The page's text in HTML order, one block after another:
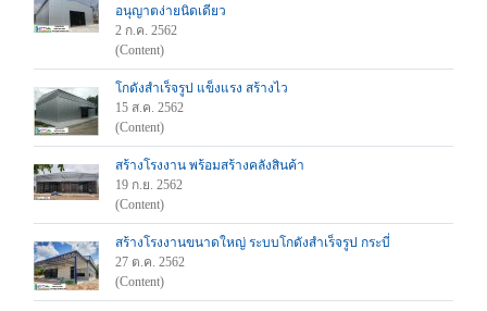
อนุญาตง่ายนิดเดียว
2 ก.ค. 2562
(Content)
โกดังสำเร็จรูป แข็งแรง สร้างไว
15 ส.ค. 2562
(Content)
สร้างโรงงาน พร้อมสร้างคลังสินค้า
19 ก.ย. 2562
(Content)
สร้างโรงงานขนาดใหญ่ ระบบโกดังสำเร็จรูป กระบี่
27 ต.ค. 2562
(Content)